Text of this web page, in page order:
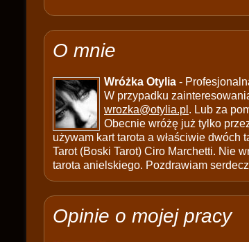
O mnie
Wróżka Otylia -
W przypadku
wrozka@otylia.pl . Lub za
Obecnie wróżę już tylko
używam kart tarota a właściwie dwóch
Tarot (Boski Tarot) Ciro Marchetti. Nie
tarota anielskiego. Pozdrawiam
Opinie o mojej pracy